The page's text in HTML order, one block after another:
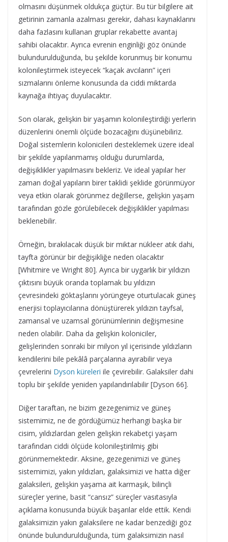
olmasını düşünmek oldukça güçtür. Bu tür bilgilere ait
getirinin zamanla azalması gerekir, dahası kaynaklarını
daha fazlasını kullanan gruplar rekabette avantaj
sahibi olacaktır. Ayrıca evrenin enginliği göz önünde
bulundurulduğunda, bu şekilde korunmuş bir konumu
kolonileştirmek isteyecek “kaçak avcıların” içeri
sızmalarını önleme konusunda da ciddi miktarda
kaynağa ihtiyaç duyulacaktır.
Son olarak, gelişkin bir yaşamın kolonileştirdiği yerlerin
düzenlerini önemli ölçüde bozacağını düşünebiliriz.
Doğal sistemlerin kolonicileri desteklemek üzere ideal
bir şekilde yapılanmamış olduğu durumlarda,
değişiklikler yapılmasını bekleriz. Ve ideal yapılar her
zaman doğal yapıların birer taklidi şeklide görünmüyor
veya etkin olarak görünmez değillerse, gelişkin yaşam
tarafından gözle görülebilecek değişiklikler yapılması
beklenebilir.
Örneğin, bırakılacak düşük bir miktar nükleer atık dahi,
tayfta görünür bir değişikliğe neden olacaktır
[Whitmire ve Wright 80]. Ayrıca bir uygarlık bir yıldızın
çıktısını büyük oranda toplamak bu yıldızın
çevresindeki göktaşlarını yörüngeye oturtulacak güneş
enerjisi toplayıcılarına dönüştürerek yıldızın tayfsal,
zamansal ve uzamsal görünümlerinin değişmesine
neden olabilir. Daha da gelişkin koloniciler,
gelişlerinden sonraki bir milyon yıl içerisinde yıldızların
kendilerini bile pekâlâ parçalarına ayırabilir veya
çevrelerini Dyson küreleri ile çevirebilir. Galaksiler dahi
toplu bir şekilde yeniden yapılandırılabilir [Dyson 66].
Diğer taraftan, ne bizim gezegenimiz ve güneş
sistemimiz, ne de gördüğümüz herhangi başka bir
cisim, yıldızlardan gelen gelişkin rekabetçi yaşam
tarafından ciddi ölçüde kolonileştirilmiş gibi
görünmemektedir. Aksine, gezegenimizi ve güneş
sistemimizi, yakın yıldızları, galaksimizi ve hatta diğer
galaksileri, gelişkin yaşama ait karmaşık, bilinçli
süreçler yerine, basit “cansız” süreçler vasıtasıyla
açıklama konusunda büyük başarılar elde ettik. Kendi
galaksimizin yakın galaksilere ne kadar benzediği göz
önünde bulundurulduğunda, tüm galaksimizin nasıl